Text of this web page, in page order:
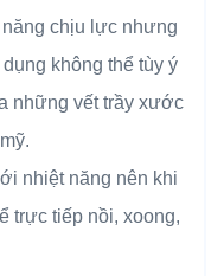
chịu lực nhưng
không thể tùy ý
những vết trầy xước
nhiệt năng nên khi
trực tiếp nồi, xoong,